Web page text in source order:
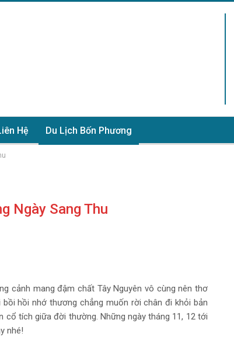
Hệ Du Lịch Bốn Phương
Ngày Sang Thu
cảnh mang đậm chất Tây Nguyên vô cùng nên thơ
hồi nhớ thương chẳng muốn rời chân đi khỏi bản
tích giữa đời thường. Những ngày tháng 11, 12 tới
nhé!